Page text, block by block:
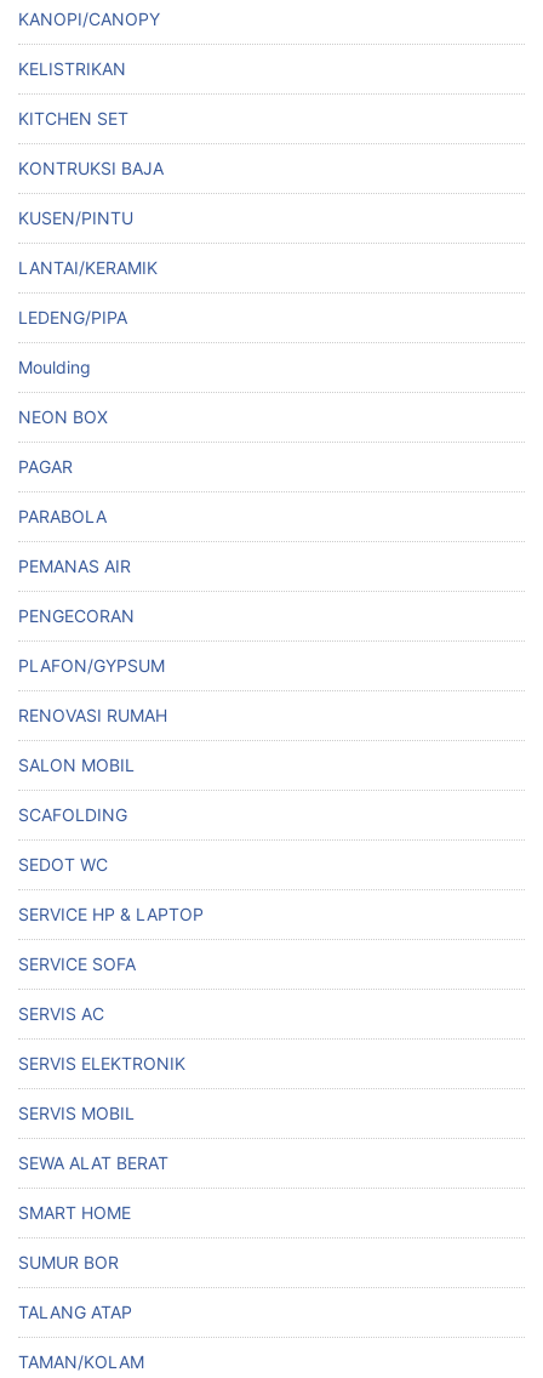
KANOPI/CANOPY
KELISTRIKAN
KITCHEN SET
KONTRUKSI BAJA
KUSEN/PINTU
LANTAI/KERAMIK
LEDENG/PIPA
Moulding
NEON BOX
PAGAR
PARABOLA
PEMANAS AIR
PENGECORAN
PLAFON/GYPSUM
RENOVASI RUMAH
SALON MOBIL
SCAFOLDING
SEDOT WC
SERVICE HP & LAPTOP
SERVICE SOFA
SERVIS AC
SERVIS ELEKTRONIK
SERVIS MOBIL
SEWA ALAT BERAT
SMART HOME
SUMUR BOR
TALANG ATAP
TAMAN/KOLAM